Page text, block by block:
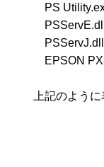
PS Utility.exe
PSServE.dll　
PSServJ.dll　
EPSON PX-
上記のように表